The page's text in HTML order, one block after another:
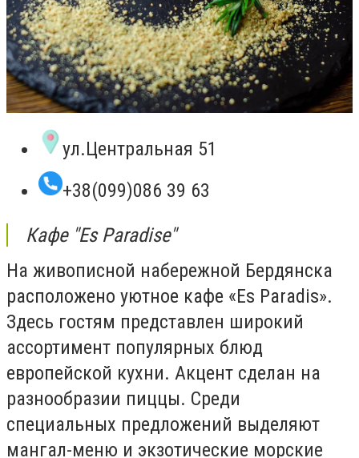
ул.Центральная 51
+38(099)086 39 63
Кафе "Es Paradise"
На живописной набережной Бердянска
расположено уютное кафе «Es Paradis».
Здесь гостям представлен широкий
ассортимент популярных блюд
европейской кухни. Акцент сделан на
разнообразии пиццы. Среди
специальных предложений выделяют
мангал-меню и экзотические морские